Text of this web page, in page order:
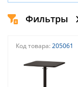
Фильтры
Код товара: 205061